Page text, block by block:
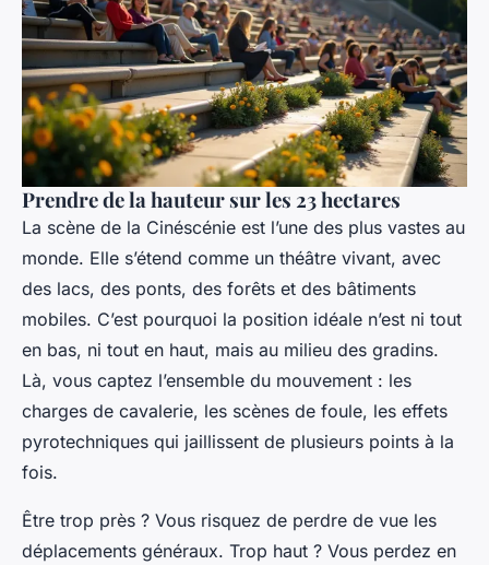
Prendre de la hauteur sur les 23 hectares
La scène de la Cinéscénie est l’une des plus vastes au
monde. Elle s’étend comme un théâtre vivant, avec
des lacs, des ponts, des forêts et des bâtiments
mobiles. C’est pourquoi la position idéale n’est ni tout
en bas, ni tout en haut, mais au milieu des gradins.
Là, vous captez l’ensemble du mouvement : les
charges de cavalerie, les scènes de foule, les effets
pyrotechniques qui jaillissent de plusieurs points à la
fois.
Être trop près ? Vous risquez de perdre de vue les
déplacements généraux. Trop haut ? Vous perdez en